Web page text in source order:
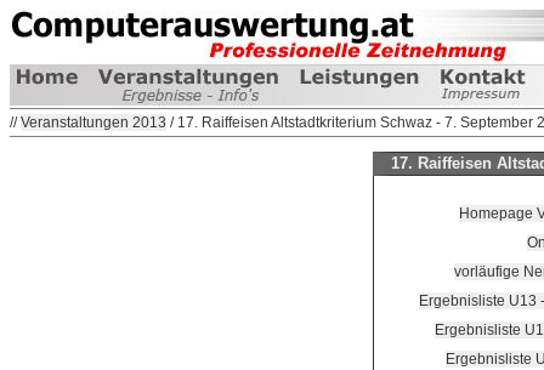
//Veranstaltungen 2013 / 17. Raiffeisen Altstadtkriterium Schwaz - 7. September
17. Raiffeisen
Homepage
vorläufige
Ergebnisliste U13
Ergebnisliste
Ergebnisliste